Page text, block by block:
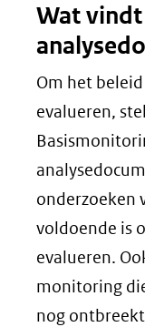
Wat vindt
Om het
evalueren,
onderzoeken
voldoende is
evalueren.
monitoring
nog